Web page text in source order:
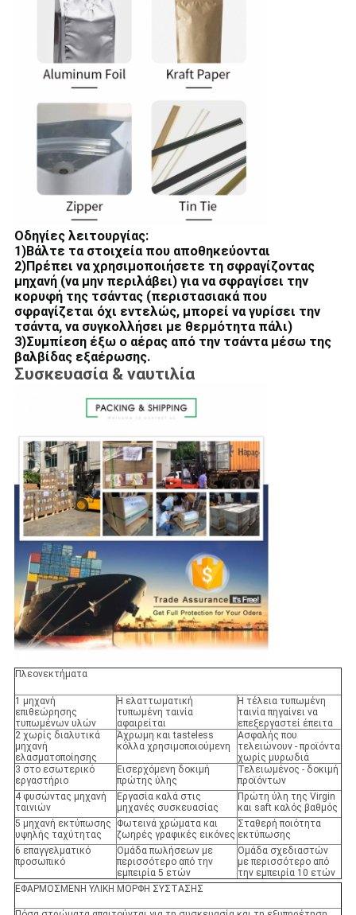
Οδηγίες λειτουργίας:
1)Βάλτε τα στοιχεία που αποθηκεύονται
2)Πρέπει να χρησιμοποιήσετε τη σφραγίζοντας
μηχανή (να μην περιλάβει) για να σφραγίσει την
κορυφή της τσάντας (περιστασιακά που
σφραγίζεται όχι εντελώς, μπορεί να γυρίσει την
τσάντα, να συγκολλήσει με θερμότητα πάλι)
3)Συμπίεση έξω ο αέρας από την τσάντα μέσω της
βαλβίδας εξαέρωσης.
Συσκευασία & ναυτιλία
Πλεονεκτήματα
1 μηχανή
επιθεώρησης
τυπωμένων υλών
Η ελαττωματική
τυπωμένη ταινία
αφαιρείται
Η τέλεια τυπωμένη
ταινία πηγαίνει να
επεξεργαστεί έπειτα
2 χωρίς διαλυτικά
μηχανή
ελασματοποίησης
Άχρωμη και tasteless
κόλλα χρησιμοποιούμενη
Ασφαλής που
τελειώνουν - προϊόντα
χωρίς μυρωδιά
3 στο εσωτερικό
εργαστήριο
Εισερχόμενη δοκιμή
πρώτης ύλης
Τελειωμένος - δοκιμή
προϊόντων
4 φυσώντας μηχανή
ταινιών
Εργασία καλά στις
μηχανές συσκευασίας
Πρώτη ύλη της Virgin
και saft καλός βαθμός
5 μηχανή εκτύπωσης
υψηλής ταχύτητας
Φωτεινά χρώματα και
ζωηρές γραφικές εικόνες
Σταθερή ποιότητα
εκτύπωσης
6 επαγγελματικό
προσωπικό
Ομάδα πωλήσεων με
περισσότερο από την
εμπειρία 5 ετών
Ομάδα σχεδιαστών
με περισσότερο από
την εμπειρία 10 ετών
ΕΦΑΡΜΟΣΜΕΝΗ ΥΛΙΚΗ ΜΟΡΦΗ ΣΥΣΤΑΣΗΣ